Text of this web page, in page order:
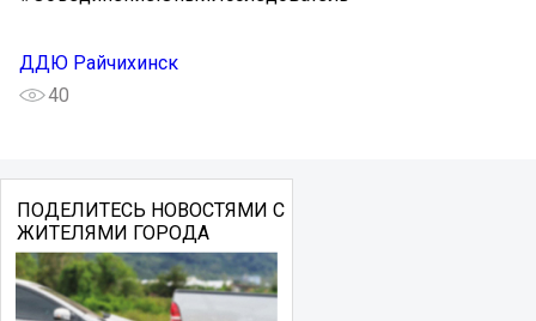
ДДЮ Райчихинск
40
ПОДЕЛИТЕСЬ НОВОСТЯМИ С
ЖИТЕЛЯМИ ГОРОДА